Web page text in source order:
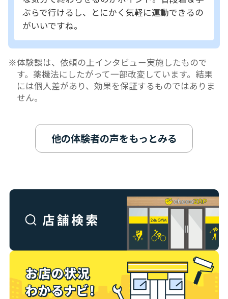
ぶらで行けるし、とにかく気軽に運動できるの
がいいですね。
体験談は、依頼の上インタビュー実施したもので
す。薬機法にしたがって一部改変しています。結果
には個人差があり、効果を保証するものではありま
せん。
他の体験者の声をもっとみる